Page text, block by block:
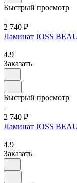
Быстрый просмотр
2 740 ₽
Ламинат JOSS
4.9
Заказать
Быстрый просмотр
2 740 ₽
Ламинат JOSS
4.9
Заказать